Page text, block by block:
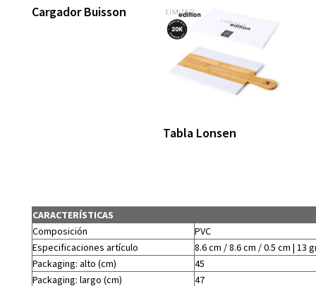
Cargador Buisson
Tabla Lonsen
CARACTERÍSTICAS
Composición
PVC
Especificaciones artículo
8.6 cm / 8.6 cm / 0.5 cm | 13
Packaging: alto (cm)
45
Packaging: largo (cm)
47